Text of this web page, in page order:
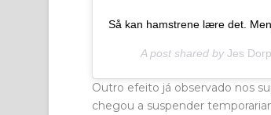
Så kan hamstrene lære det.
A post shared by Jes
Outro efeito já observado nos
chegou a suspender